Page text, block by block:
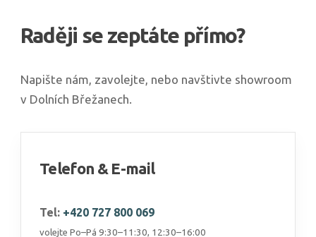
Raději se zeptáte přímo?
Napište nám, zavolejte, nebo navštivte showroom
v Dolních Břežanech.
Telefon & E-mail
Tel: +420 727 800 069
volejte Po–Pá 9:30–11:30, 12:30–16:00